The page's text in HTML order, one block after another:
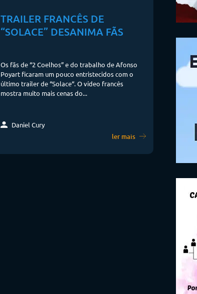
TRAILER FRANCÊS DE
“SOLACE” DESANIMA FÃS
Os fãs de “2 Coelhos” e do trabalho de Afonso
Poyart ficaram um pouco entristecidos com o
último trailer de “Solace“. O vídeo francês
mostra muito mais cenas do...
Daniel Cury
ler mais